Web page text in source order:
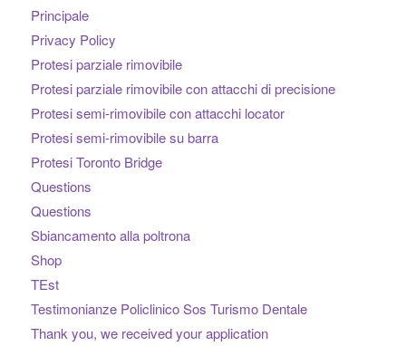
Principale
Privacy Policy
Protesi parziale rimovibile
Protesi parziale rimovibile con attacchi di precisione
Protesi semi-rimovibile con attacchi locator
Protesi semi-rimovibile su barra
Protesi Toronto Bridge
Questions
Questions
Sbiancamento alla poltrona
Shop
TEst
Testimonianze Policlinico Sos Turismo Dentale
Thank you, we received your application